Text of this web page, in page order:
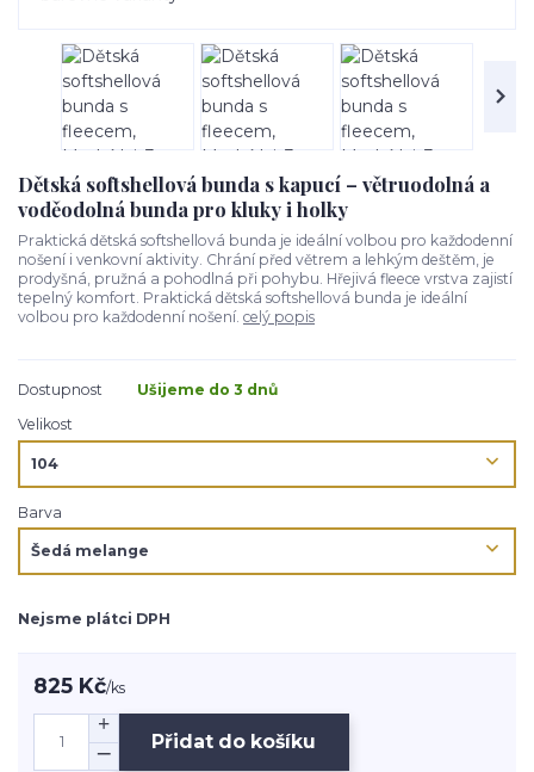
Dětská softshellová bunda s kapucí – větruodolná a
voděodolná bunda pro kluky i holky
Praktická dětská softshellová bunda je ideální volbou pro každodenní
nošení i venkovní aktivity. Chrání před větrem a lehkým deštěm, je
prodyšná, pružná a pohodlná při pohybu. Hřejivá fleece vrstva zajistí
tepelný komfort. Praktická dětská softshellová bunda je ideální
volbou pro každodenní nošení. celý popis
Dostupnost
Ušijeme do 3 dnů
Velikost
Barva
Nejsme plátci DPH
825 Kč/ks
Přidat do košíku